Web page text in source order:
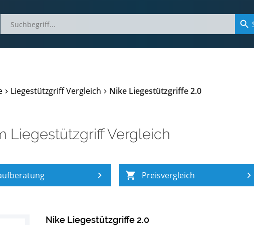
Liegestützgriff Vergleich Nike Liegestützgriffe 2.0
Liegestützgriff Vergleich
Preisvergleich
Nike Liegestützgriffe 2.0